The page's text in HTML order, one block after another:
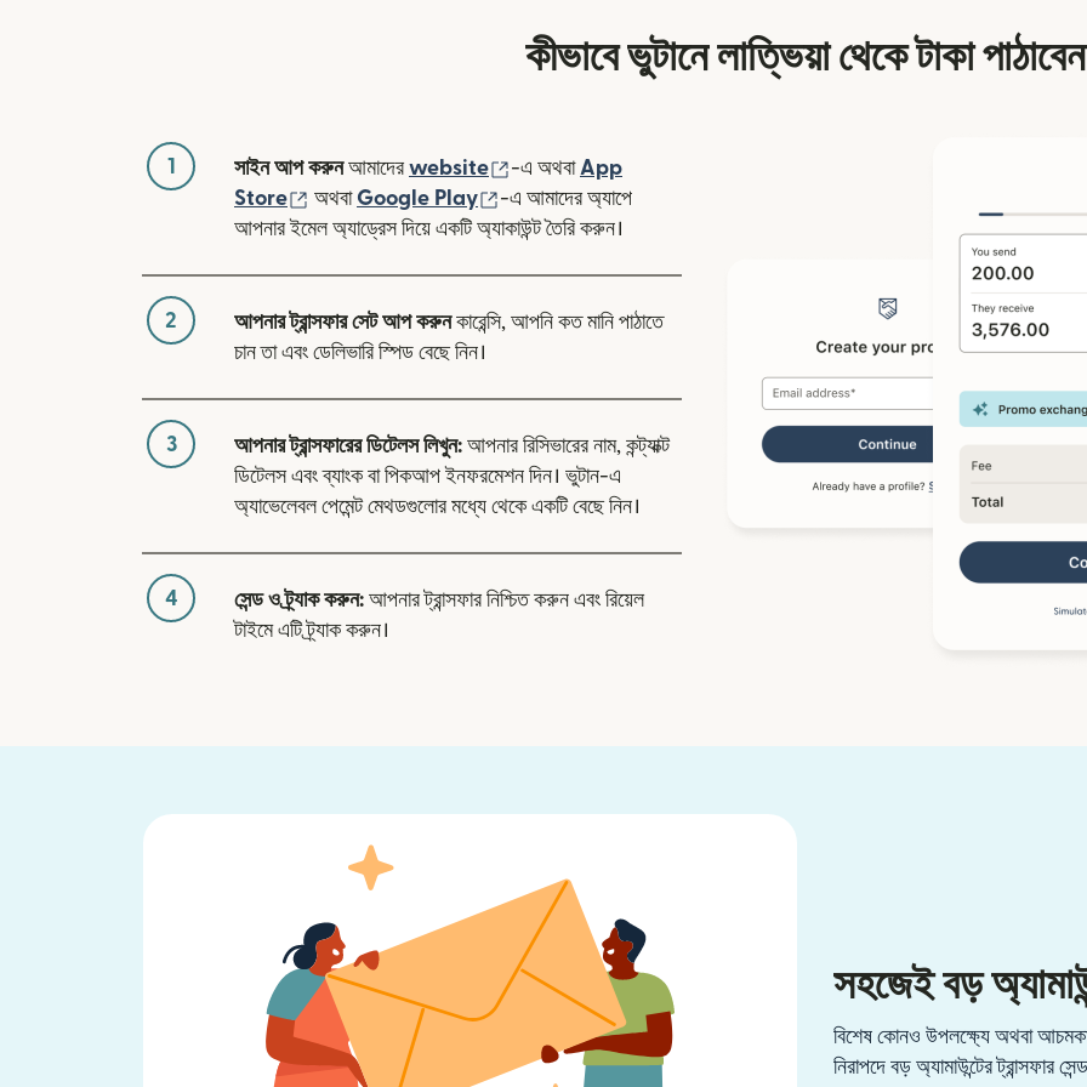
কীভাবে ভুটানে লাত্ভিয়া থেকে টাকা
1 সাইন আপ করুনআমাদেরwebsite (নতুন উইন্ডোতে খুলবে)
-এ অথবা App
Store
(নতুন উইন্ডোতে খুলবে)
অথবা Google Play (নতুন উইন্ডোতে খুলবে)
-এ আমাদের অ্যাপে
আপনার ইমেল অ্যাড্রেস দিয়ে একটি অ্যাকাউন্ট তৈরি করুন।
2 আপনার ট্রান্সফার সেট আপ করুনকারেন্সি, আপনি কত মানি পাঠাতে
চান তা এবং ডেলিভারি স্পিড বেছে নিন।
3 আপনার ট্রান্সফারের ডিটেলস লিখুন: আপনার রিসিভারের নাম, কন্ট্যাক্ট
ডিটেলস এবং ব্যাংক বা পিকআপ ইনফরমেশন দিন। ভুটান-এ
অ্যাভেলেবল পেমেন্ট মেথডগুলোর মধ্যে থেকে একটি বেছে নিন।
4 সেন্ড ও ট্র্যাক করুন: আপনার ট্রান্সফার নিশ্চিত করুন এবং রিয়েল
টাইমে এটি ট্র্যাক করুন।
সহজেই বড়
বিশেষ কোনও উপলক্ষ্যে অথবা
নিরাপদে বড় অ্যামাউন্টের ট্রান্সফার